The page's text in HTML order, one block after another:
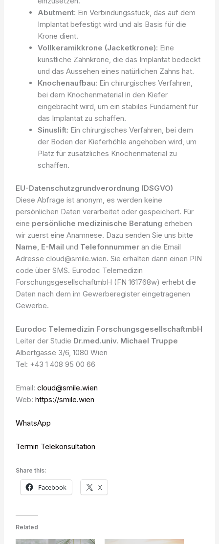
Abutment: Ein Verbindungsstück, das auf dem
Implantat befestigt wird und als Basis für die
Krone dient.
Vollkeramikkrone (Jacketkrone): Eine
künstliche Zahnkrone, die das Implantat bedeckt
und das Aussehen eines natürlichen Zahns hat.
Knochenaufbau: Ein chirurgisches Verfahren,
bei dem Knochenmaterial in den Kiefer
eingebracht wird, um ein stabiles Fundament für
das Implantat zu schaffen.
Sinuslift: Ein chirurgisches Verfahren, bei dem
der Boden der Kieferhöhle angehoben wird, um
Platz für zusätzliches Knochenmaterial zu
schaffen.
EU-Datenschutzgrundverordnung (DSGVO)
Diese Abfrage ist anonym, es werden keine
persönlichen Daten verarbeitet oder gespeichert. Für
eine persönliche medizinische Beratung erheben
wir zuerst eine Anamnese. Dazu senden Sie uns bitte
Name E-Mail und Telefonnummer an die Email
Adresse cloud@smile.wien. Sie erhalten dann einen PIN
code über SMS. Eurodoc Telemedizin
ForschungsgesellschaftmbH (FN 161768w) erhebt die
Daten nach dem im Gewerberegister eingetragenen
Gewerbe.
Eurodoc Telemedizin ForschungsgesellschaftmbH
Leiter der Studie Dr.med.univ. Michael Truppe
Albertgasse 3/6, 1080 Wien
Tel: +43 1 408 95 00 66
Email:cloud@smile.wien
Web:https://smile.wien
WhatsApp
Termin Telekonsultation
Share this:
Facebook X
Related